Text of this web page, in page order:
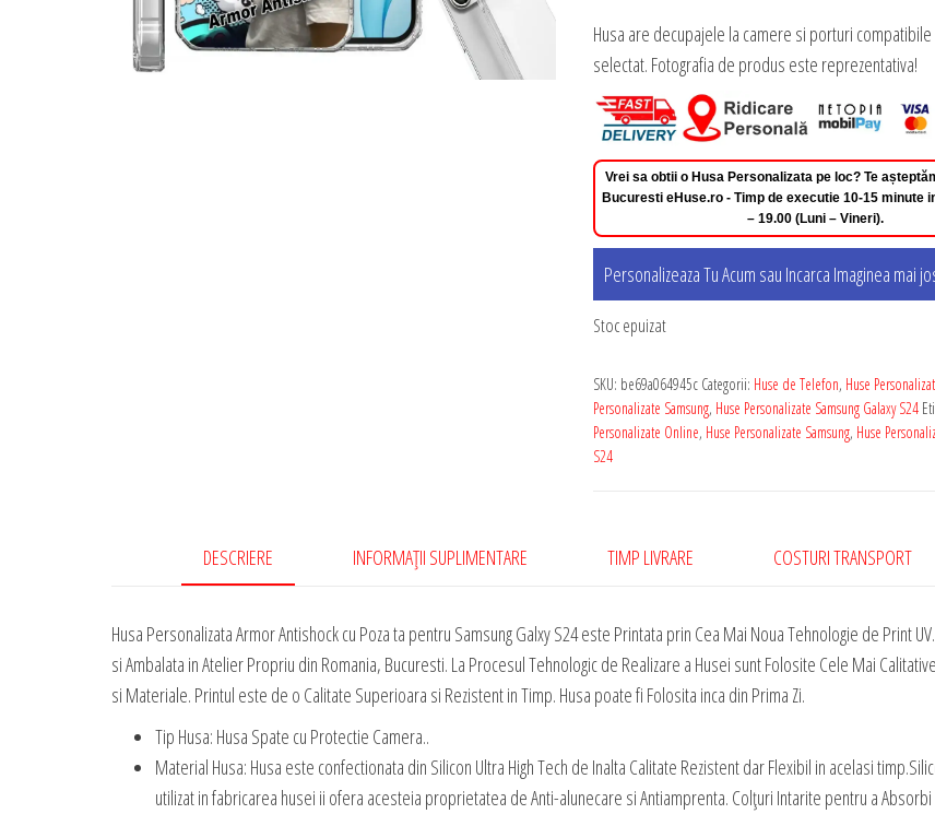
Husa are decupajele la camere si porturi
selectat. Fotografia de produs este reprezentativa!
Vrei sa obtii o Husa Personalizata pe loc? Te
Bucuresti eHuse.ro - Timp de executie 10-15 minute
– 19.00 (Luni – Vineri).
Personalizeaza Tu Acum sau Incarca Imaginea mai
Stoc epuizat
SKU: be69a064945c Categorii: Huse de Telefon, Huse
Personalizate Samsung, Huse Personalizate Samsung Galaxy S24
Personalizate Online, Huse Personalizate Samsung, Huse
S24
DESCRIERE INFORMAȚII SUPLIMENTARE TIMP LIVRARE COSTURI TRANSPORT
Husa Personalizata Armor Antishock cu Poza ta pentru Samsung Galxy S24 este Printata prin Cea Mai Noua Tehnologie de Print
si Ambalata in Atelier Propriu din Romania, Bucuresti. La Procesul Tehnologic de Realizare a Husei sunt Folosite Cele Mai
si Materiale. Printul este de o Calitate Superioara si Rezistent in Timp. Husa poate fi Folosita inca din Prima Zi.
Tip Husa: Husa Spate cu Protectie Camera..
Material Husa: Husa este confectionata din Silicon Ultra High Tech de Inalta Calitate Rezistent dar Flexibil in acelasi
utilizat in fabricarea husei ii ofera acesteia proprietatea de Anti-alunecare si Antiamprenta. Colțuri Intarite pentru a Absorbi